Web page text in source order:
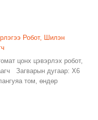
Робот, Шилэн
цонх цэвэрлэх робот,
Загварын дугаар: X6
том, өндөр